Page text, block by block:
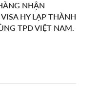
NHẬN
HY LẠP THÀNH
TPD VIỆT NAM.